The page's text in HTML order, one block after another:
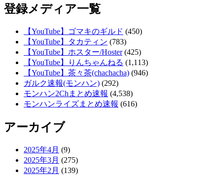
登録メディア一覧
【YouTube】ゴマキのギルド (450)
【YouTube】タカティン (783)
【YouTube】ホスター/Hoster(425)
【YouTube】りんちゃんねる (1,113)
【YouTube】茶々茶(chachacha) (946)
ガルク速報(モンハン) (292)
モンハン2Chまとめ速報 (4,538)
モンハンライズまとめ速報 (616)
アーカイブ
2025年4月 (9)
2025年3月 (275)
2025年2月 (139)